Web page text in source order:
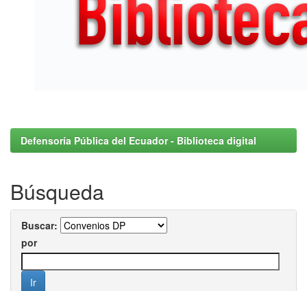
Defensoría Pública del Ecuador - Biblioteca digital
Búsqueda
Buscar:
por